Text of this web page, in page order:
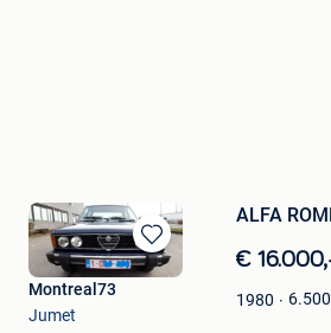
Bewaren
in
ALFA
€
1980 6.500
Montreal73
Jumet